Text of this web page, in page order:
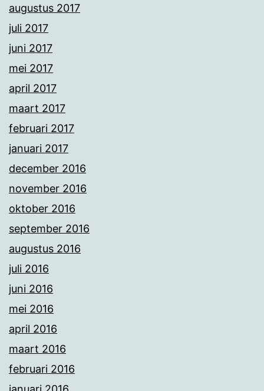
augustus 2017
juli 2017
juni 2017
mei 2017
april 2017
maart 2017
februari 2017
januari 2017
december 2016
november 2016
oktober 2016
september 2016
augustus 2016
juli 2016
juni 2016
mei 2016
april 2016
maart 2016
februari 2016